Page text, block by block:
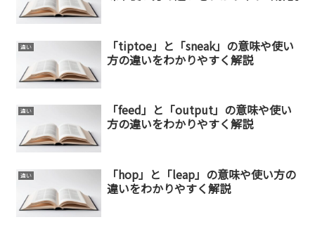
違い
「tiptoe」と「sneak」の意味や使い
方の違いをわかりやすく解説
違い
「feed」と「output」の意味や使い
方の違いをわかりやすく解説
違い
「hop」と「leap」の意味や使い方の
違いをわかりやすく解説